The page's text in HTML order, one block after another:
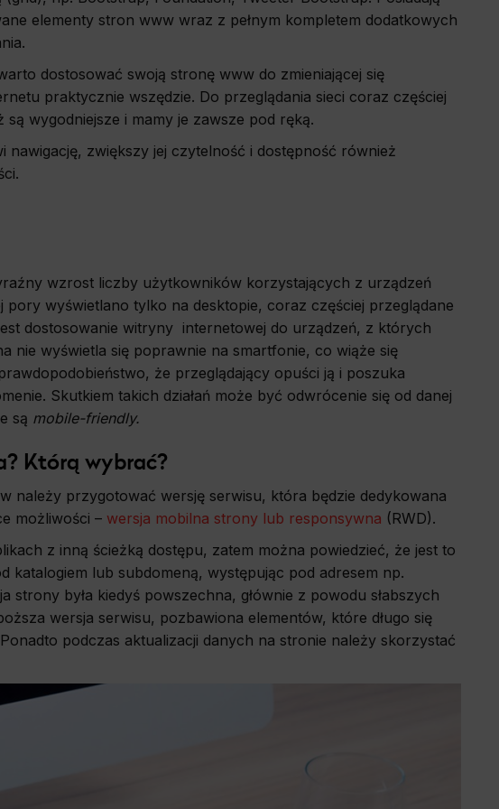
site, how they came to the site,
based on browsing history and
installed while browsing other
content deemed most
elementy stron www wraz z pełnym kompletem dodatkowych
dostosować swoją stronę www do zmieniającej się
praktycznie wszędzie. Do przeglądania sieci coraz częściej
wygodniejsze i mamy je zawsze pod ręką.
nawigację, zwiększy jej czytelność i dostępność również
wzrost liczby użytkowników korzystających z urządzeń
wyświetlano tylko na desktopie, coraz częściej przeglądane
dostosowanie witryny internetowej do urządzeń, z których
nie wyświetla się poprawnie na smartfonie, co wiąże się
że przeglądający opuści ją i poszuka
Skutkiem takich działań może być odwrócenie się od danej
są mobile-friendly.
Którą wybrać?
należy przygotować wersję serwisu, która będzie dedykowana
możliwości – wersja mobilna strony lub responsywna (RWD).
z inną ścieżką dostępu, zatem można powiedzieć, że jest to
katalogiem lub subdomeną, występując pod adresem np.
strony była kiedyś powszechna, głównie z powodu słabszych
wersja serwisu, pozbawiona elementów, które długo się
podczas aktualizacji danych na stronie należy skorzystać